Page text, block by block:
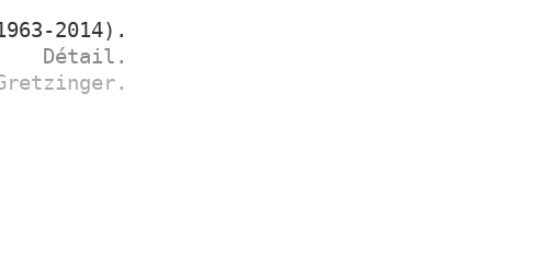
2014).
Détail.